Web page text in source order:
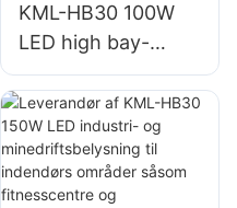
KML-HB30 100W
LED high bay-
lysleverandør til
indendørs
belysning i
fabrikker,
lagerbygninger osv.